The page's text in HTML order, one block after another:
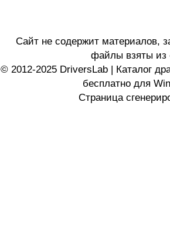
Сайт не содержит материалов,
файлы взяты из
© 2012-2025 DriversLab | Каталог
бесплатно для
Страница